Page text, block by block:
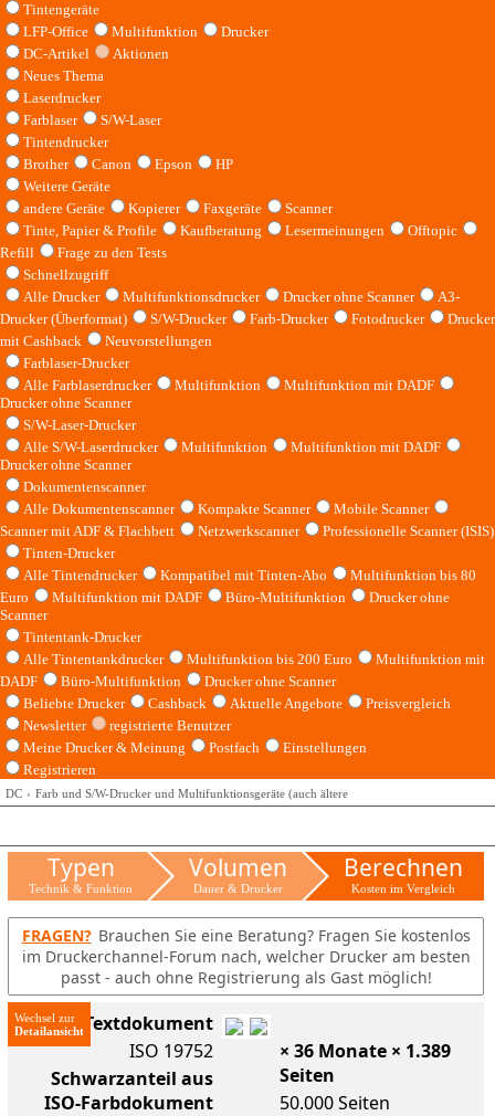
Tintengeräte
LFP-Office
Multifunktion
Drucker
DC-Artikel
Aktionen
Neues Thema
Laserdrucker
Farblaser
S/W-Laser
Tintendrucker
Brother
Canon Epson
HP
Weitere Geräte
andere Geräte
Kopierer Faxgeräte
Scanner
Tinte, Papier & Profile
Kaufberatung Lesermeinungen
Offtopic
Refill
Frage zu den Tests
Schnellzugriff
Alle Drucker
Multifunktionsdrucker Drucker ohne Scanner
A3-
Drucker (Überformat)
S/W-Drucker Farb-Drucker Fotodrucker
Drucker
mit Cashback
Neuvorstellungen
Farblaser-Drucker
Alle Farblaserdrucker
Multifunktion
Multifunktion mit DADF
Drucker ohne Scanner
S/W-Laser-Drucker
Alle S/W-Laserdrucker
Multifunktion
Multifunktion mit DADF
Drucker ohne Scanner
Dokumentenscanner
Alle Dokumentenscanner
Kompakte Scanner
Mobile Scanner
Scanner mit ADF & Flachbett
Netzwerkscanner
Professionelle Scanner (ISIS)
Tinten-Drucker
Alle Tintendrucker
Kompatibel mit Tinten-Abo
Multifunktion bis 80
Euro
Multifunktion mit DADF Büro-Multifunktion
Drucker ohne
Scanner
Tintentank-Drucker
Alle Tintentankdrucker
Multifunktion bis 200 Euro
Multifunktion mit
DADF
Büro-Multifunktion
Drucker ohne Scanner
Beliebte Drucker
Cashback Aktuelle Angebote
Preisvergleich
Newsletter
registrierte Benutzer
Meine Drucker & Meinung
Postfach
Einstellungen
Registrieren
DC Farb und S/W-Drucker und Multifunktionsgeräte (auch ältere
Typen
Technik & Funktion
Volumen
Dauer & Drucker
Berechnen
Kosten im Vergleich
FRAGEN? Brauchen Sie eine Beratung? Fragen Sie kostenlos
im Druckerchannel-Forum nach, welcher Drucker am besten
passt - auch ohne Registrierung als Gast möglich!
Wechsel zurISO-Textdokument
ISO 19752
Schwarzanteil aus
ISO-Farbdokument
× 36 Monate × 1.389
Seiten
50.000 Seiten